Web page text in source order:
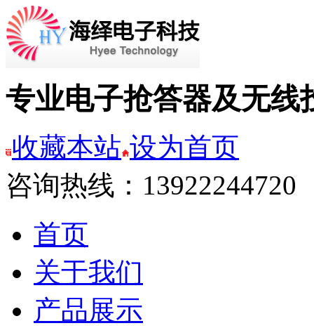
专业电子抢答器及无线
收藏本站 设为首页
咨询热线：13922244720
首页
关于我们
产品展示